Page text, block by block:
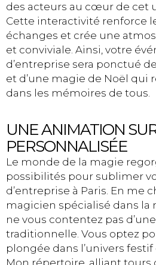
des acteurs au cœur de cet
Cette interactivité renforce
échanges et crée une
et conviviale. Ainsi, votre
d’entreprise sera ponctué
et d’une magie de Noël qui
dans les mémoires de tous.
UNE ANIMATION
PERSONNALISÉE
Le monde de la magie
possibilités pour sublimer
d’entreprise à Paris. En me
magicien spécialisé dans la
ne vous contentez pas
traditionnelle. Vous optez
plongée dans l’univers
Mon répertoire, alliant tours